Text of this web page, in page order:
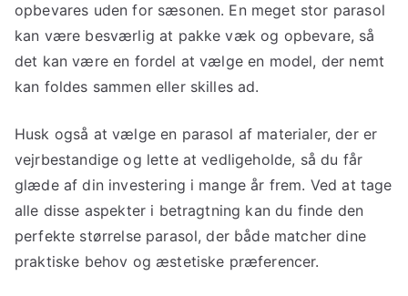
opbevares uden for sæsonen. En meget stor parasol
kan være besværlig at pakke væk og opbevare, så
det kan være en fordel at vælge en model, der nemt
kan foldes sammen eller skilles ad.
Husk også at vælge en parasol af materialer, der er
vejrbestandige og lette at vedligeholde, så du får
glæde af din investering i mange år frem. Ved at tage
alle disse aspekter i betragtning kan du finde den
perfekte størrelse parasol, der både matcher dine
praktiske behov og æstetiske præferencer.